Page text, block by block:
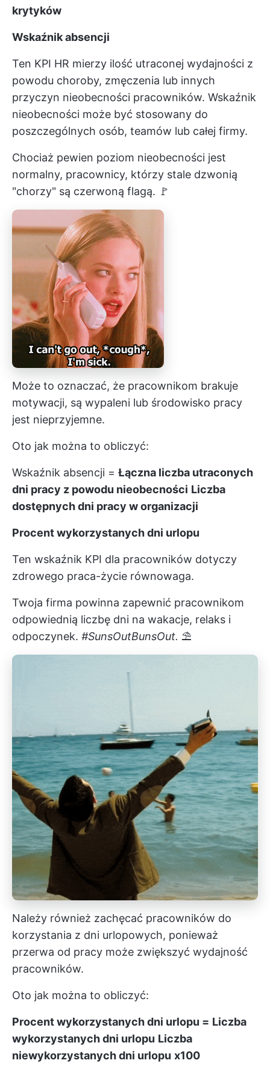
krytyków
Wskaźnik absencji
Ten KPI HR mierzy ilość utraconej wydajności z
powodu choroby, zmęczenia lub innych
przyczyn nieobecności pracowników. Wskaźnik
nieobecności może być stosowany do
poszczególnych osób, teamów lub całej firmy.
Chociaż pewien poziom nieobecności jest
normalny, pracownicy, którzy stale dzwonią
"chorzy" są czerwoną flagą. 🚩
Może to oznaczać, że pracownikom brakuje
motywacji, są wypaleni lub środowisko pracy
jest nieprzyjemne.
Oto jak można to obliczyć:
Wskaźnik absencji = Łączna liczba utraconych
dni pracy z powodu nieobecności Liczba
dostępnych dni pracy w organizacji
Procent wykorzystanych dni urlopu
Ten wskaźnik KPI dla pracowników dotyczy
zdrowego praca-życie równowaga.
Twoja firma powinna zapewnić pracownikom
odpowiednią liczbę dni na wakacje, relaks i
odpoczynek. #SunsOutBunsOut. ⛱
Należy również zachęcać pracowników do
korzystania z dni urlopowych, ponieważ
przerwa od pracy może zwiększyć wydajność
pracowników.
Oto jak można to obliczyć:
Procent wykorzystanych dni urlopu = Liczba
wykorzystanych dni urlopu Liczba
niewykorzystanych dni urlopu x100